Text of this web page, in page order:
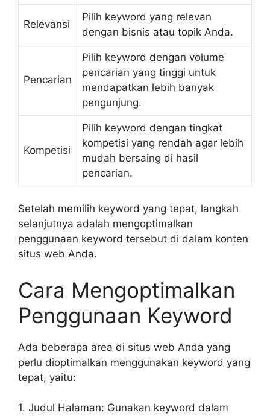
Relevansi
Pilih keyword yang relevan
dengan bisnis atau topik Anda.
Pencarian
Pilih keyword dengan volume
pencarian yang tinggi untuk
mendapatkan lebih banyak
pengunjung.
Kompetisi
Pilih keyword dengan tingkat
kompetisi yang rendah agar lebih
mudah bersaing di hasil
pencarian.
Setelah memilih keyword yang tepat, langkah
selanjutnya adalah mengoptimalkan
penggunaan keyword tersebut di dalam konten
situs web Anda.
Cara Mengoptimalkan
Penggunaan Keyword
Ada beberapa area di situs web Anda yang
perlu dioptimalkan menggunakan keyword yang
tepat, yaitu:
1. Judul Halaman: Gunakan keyword dalam